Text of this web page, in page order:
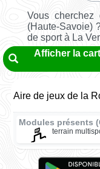
Vous
(Haute-Savoie)
de sport à La
Afficher la
Aire de jeux de la
Modules présents
terrain